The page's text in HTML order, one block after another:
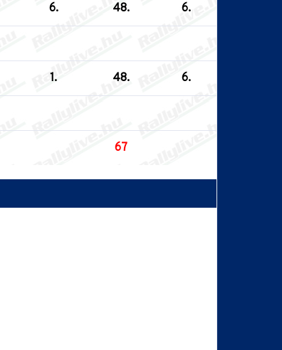
6. 48. 6.
1. 48. 6.
67